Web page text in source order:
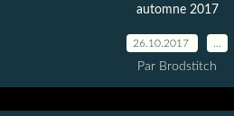
automne 2017
26.10.2017
Par Brodstitch